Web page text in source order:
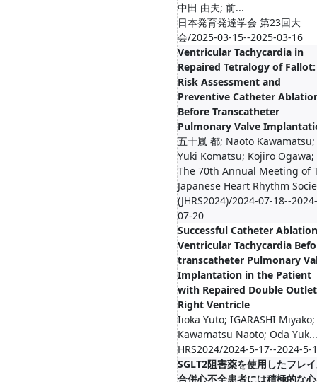
中田 由夫; 前...
日本発育発達学会 第23回大
会/2025-03-15--2025-03-16
Ventricular Tachycardia in
Repaired Tetralogy of Fallot:
Risk Assessment and
Preventive Catheter
Before Transcatheter
Pulmonary Valve
五十嵐 都; Naoto Kawamatsu;
Yuki Komatsu; Kojiro Ogawa;
The 70th Annual Meeting of
Japanese Heart Rhythm
(JHRS2024)/2024-07-18--2024-
07-20
Successful Catheter
Ventricular Tachycardia
transcatheter Pulmonary
Implantation in the Patient
with Repaired Double Outlet
Right Ventricle
Iioka Yuto; IGARASHI Miyako;
Kawamatsu Naoto; Oda Yuk...
HRS2024/2024-5-17--2024-5-
SGLT2阻害薬を使用したフレ
合併心不全患者には積極的な